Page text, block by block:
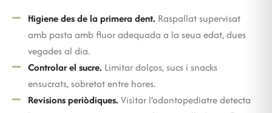
Higiene des de la primera dent. Raspallat supervisat
amb pasta amb fluor adequada a la seua edat, dues
vegades al dia.
Controlar el sucre. Limitar dolços, sucs i snacks
ensucrats, sobretot entre hores.
Revisions periòdiques. Visitar l’odontopediatre detecta